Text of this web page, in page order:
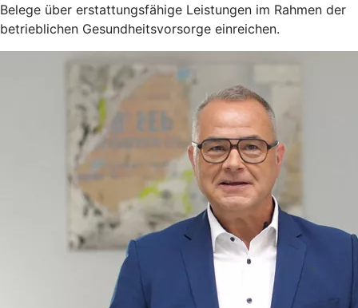
Belege über erstattungsfähige Leistungen im Rahmen der
betrieblichen Gesundheitsvorsorge einreichen.